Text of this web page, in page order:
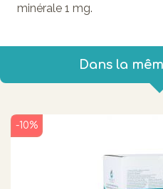
minérale 1 mg.
Dans la
-10%